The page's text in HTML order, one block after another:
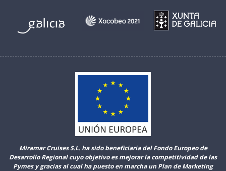
Miramar Cruises S.L. ha sido beneficiaria del Fondo Europeo de
Desarrollo Regional cuyo objetivo es mejorar la competitividad de las
Pymes y gracias al cual ha puesto en marcha un Plan de Marketing